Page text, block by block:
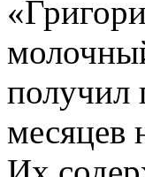
получил
месяцев